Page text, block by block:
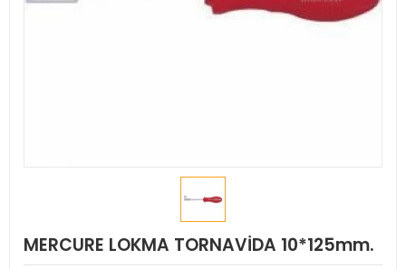
MERCURE LOKMA TORNAVİDA 10*125mm.